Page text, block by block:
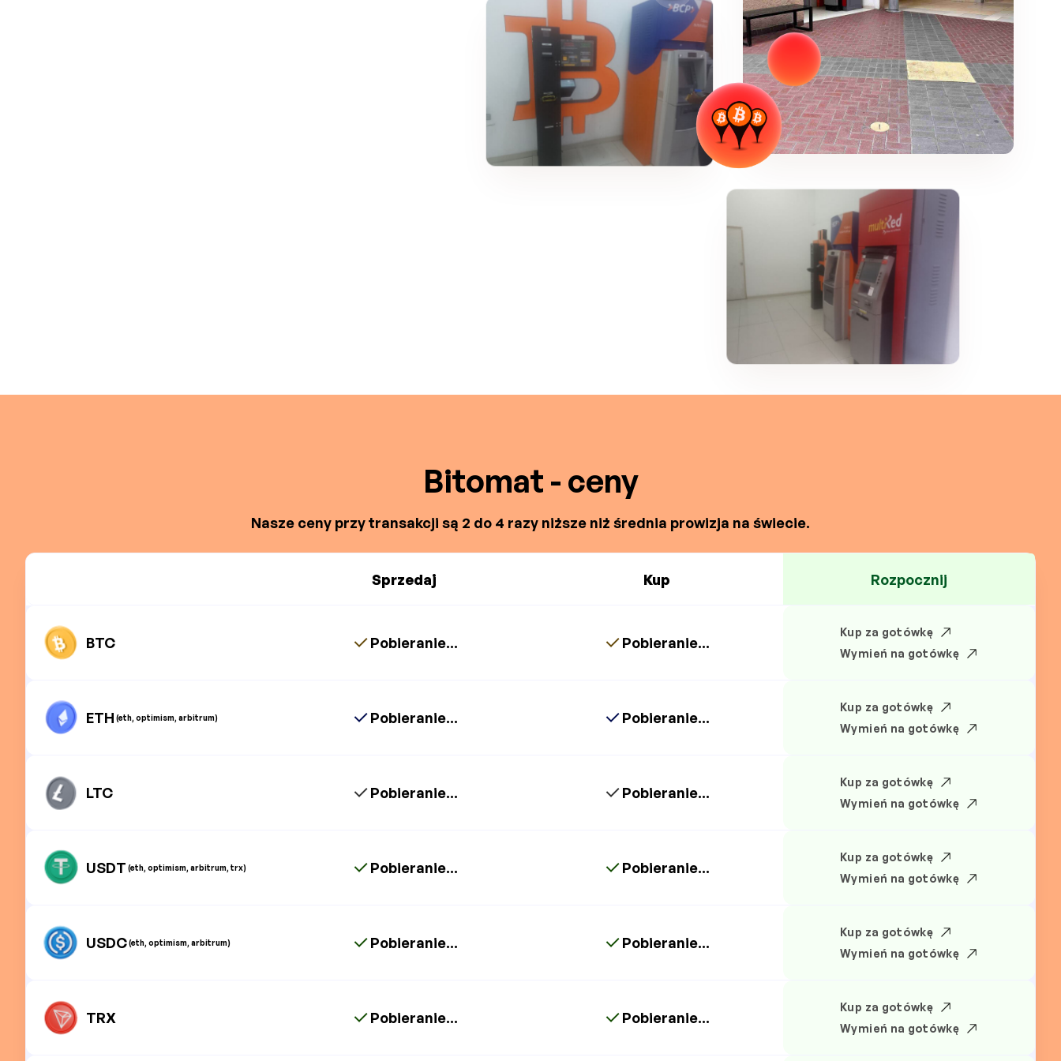
Bitomat - ceny
Nasze ceny przy transakcji są 2 do 4 razy niższe niż średnia prowizja na świecie.
Sprzedaj Kup Rozpocznij
BTC Pobieranie... Pobieranie...
Kup za gotówkę
Wymień na gotówkę
ETH (eth, optimism, arbitrum) Pobieranie... Pobieranie...
Kup za gotówkę
Wymień na gotówkę
LTC Pobieranie... Pobieranie...
Kup za gotówkę
Wymień na gotówkę
USDT (eth, optimism, arbitrum, trx) Pobieranie... Pobieranie...
Kup za gotówkę
Wymień na gotówkę
USDC(eth, optimism, arbitrum) Pobieranie... Pobieranie...
Kup za gotówkę
Wymień na gotówkę
TRX Pobieranie... Pobieranie...
Kup za gotówkę
Wymień na gotówkę